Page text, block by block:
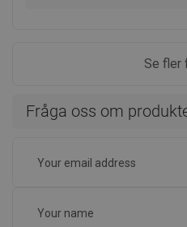
Se fler
Fråga oss om